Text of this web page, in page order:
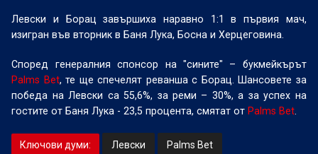
Левски и Борац завършиха наравно 1:1 в първия мач,
изигран във вторник в Баня Лука, Босна и Херцеговина.
Според генералния спонсор на "сините" – букмейкърът
Palms Bet,те ще спечелят реванша с Борац. Шансовете за
победа на Левски са 55,6%, за реми – 30%, а за успех на
гостите от Баня Лука - 23,5 процента, смятат от Palms Bet
Ключови думи: Левски Palms Bet